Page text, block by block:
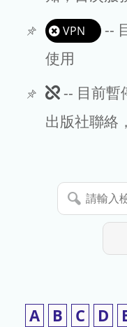
VPN
--
使用
此
期
暫
停
-- 目前暫
出版社聯絡
請
輸
A B C D